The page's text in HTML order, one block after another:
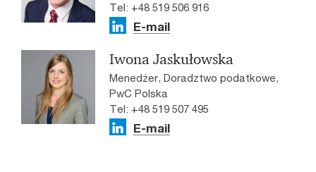
Tel: +48 519 506 916
E-mail
Iwona Jaskułowska
Menedżer, Doradztwo podatkowe,
PwC Polska
Tel: +48 519 507 495
E-mail